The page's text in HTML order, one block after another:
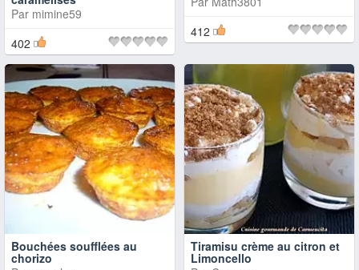
Par mimine59
402
412
Bouchées soufflées au
chorizo
Tiramisu crème au citron et
Limoncello